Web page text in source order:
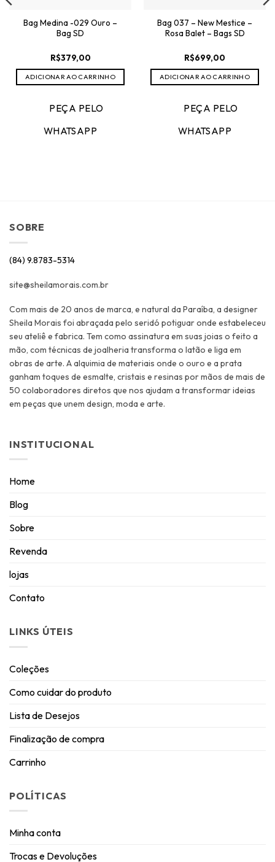
Bag Medina -029 Ouro –
Bag SD
R$379,00
ADICIONAR AO CARRINHO
PEÇA PELO
WHATSAPP
Bag 037 – New Mestice –
Rosa Balet – Bags SD
R$699,00
ADICIONAR AO CARRINHO
PEÇA PELO
WHATSAPP
SOBRE
(84) 9.8783-5314
site@sheilamorais.com.br
Com mais de 20 anos de marca, e natural da Paraíba, a designer
Sheila Morais foi abraçada pelo seridó potiguar onde estabeleceu
seu ateliê e fabrica. Tem como assinatura em suas joias o feito a
mão, com técnicas de joalheria transforma o latão e liga em
obras de arte. A alquimia de materiais onde o ouro e a prata
ganham toques de esmalte, cristais e resinas por mãos de mais de
50 colaboradores diretos que nos ajudam a transformar ideias
em peças que unem design, moda e arte.
INSTITUCIONAL
Home
Blog
Sobre
Revenda
lojas
Contato
LINKS ÚTEIS
Coleções
Como cuidar do produto
Lista de Desejos
Finalização de compra
Carrinho
POLÍTICAS
Minha conta
Trocas e Devoluções